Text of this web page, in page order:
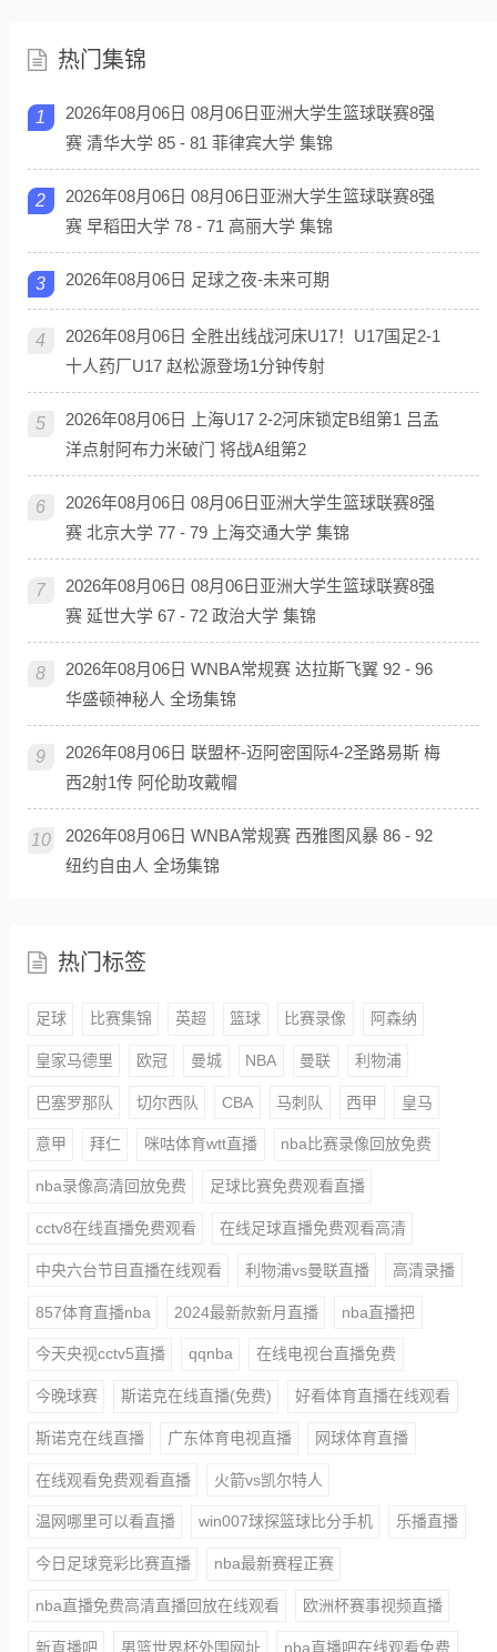
热门集锦
1
2026年08月06日 08月06日亚洲大学生篮球联赛8强
赛 清华大学 85 - 81 菲律宾大学 集锦
2
2026年08月06日 08月06日亚洲大学生篮球联赛8强
赛 早稻田大学 78 - 71 高丽大学 集锦
3 2026年08月06日 足球之夜-未来可期
4
2026年08月06日 全胜出线战河床U17！U17国足2-1
十人药厂U17 赵松源登场1分钟传射
5
2026年08月06日 上海U17 2-2河床锁定B组第1 吕孟
洋点射阿布力米破门 将战A组第2
6
2026年08月06日 08月06日亚洲大学生篮球联赛8强
赛 北京大学 77 - 79 上海交通大学 集锦
7
2026年08月06日 08月06日亚洲大学生篮球联赛8强
赛 延世大学 67 - 72 政治大学 集锦
8
2026年08月06日 WNBA常规赛 达拉斯飞翼 92 - 96
华盛顿神秘人 全场集锦
9
2026年08月06日 联盟杯-迈阿密国际4-2圣路易斯 梅
西2射1传 阿伦助攻戴帽
10
2026年08月06日 WNBA常规赛 西雅图风暴 86 - 92
纽约自由人 全场集锦
热门标签
足球 比赛集锦 英超 篮球 比赛录像 阿森纳
皇家马德里 欧冠 曼城 NBA 曼联 利物浦
巴塞罗那队 切尔西队 CBA 马刺队 西甲 皇马
意甲 拜仁 咪咕体育wtt直播 nba比赛录像回放免费
nba录像高清回放免费 足球比赛免费观看直播
cctv8在线直播免费观看 在线足球直播免费观看高清
中央六台节目直播在线观看 利物浦vs曼联直播 高清录播
857体育直播nba 2024最新款新月直播 nba直播把
今天央视cctv5直播 qqnba 在线电视台直播免费
今晚球赛 斯诺克在线直播(免费) 好看体育直播在线观看
斯诺克在线直播 广东体育电视直播 网球体育直播
在线观看免费观看直播 火箭vs凯尔特人
温网哪里可以看直播 win007球探篮球比分手机 乐播直播
今日足球竞彩比赛直播 nba最新赛程正赛
nba直播免费高清直播回放在线观看 欧洲杯赛事视频直播
新直播吧 男篮世界杯外围网址 nba直播吧在线观看免费